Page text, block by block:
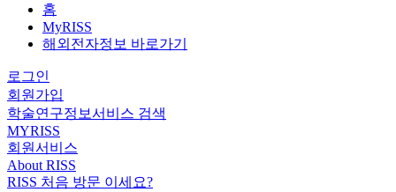
홈
MyRISS
해외전자정보 바로가기
로그인
회원가입
학술연구정보서비스 검색
MYRISS
회원서비스
About RISS
RISS 처음 방문 이세요?